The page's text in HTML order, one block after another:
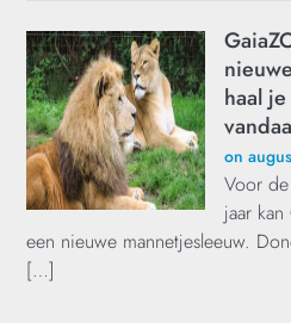
haal
on
Voor
jaar
een nieuwe mannetjesleeuw.
[…]